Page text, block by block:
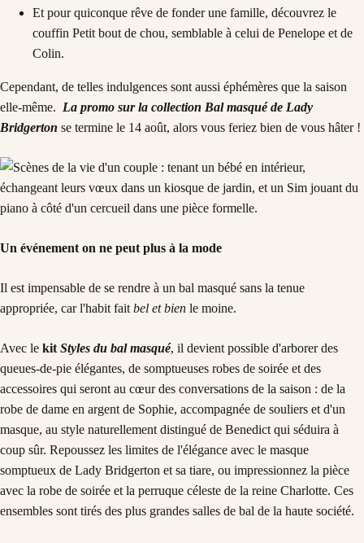
Et pour quiconque rêve de fonder une famille, découvrez le
couffin Petit bout de chou, semblable à celui de Penelope et de
Colin.
Cependant, de telles indulgences sont aussi éphémères que la saison
elle-même. La promo sur la collection Bal masqué de Lady
Bridgerton se termine le 14 août, alors vous feriez bien de vous hâter !
Un événement on ne peut plus à la mode
Il est impensable de se rendre à un bal masqué sans la tenue
appropriée, car l'habit fait bel et bien le moine.
Avec le kit Styles du bal masqué, il devient possible d'arborer des
queues-de-pie élégantes, de somptueuses robes de soirée et des
accessoires qui seront au cœur des conversations de la saison : de la
robe de dame en argent de Sophie, accompagnée de souliers et d'un
masque, au style naturellement distingué de Benedict qui séduira à
coup sûr. Repoussez les limites de l'élégance avec le masque
somptueux de Lady Bridgerton et sa tiare, ou impressionnez la pièce
avec la robe de soirée et la perruque céleste de la reine Charlotte. Ces
ensembles sont tirés des plus grandes salles de bal de la haute société.